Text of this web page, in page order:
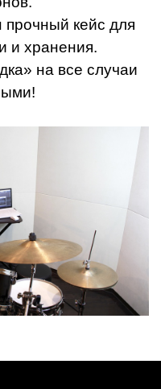
прочный кейс для
и хранения.
на все случаи